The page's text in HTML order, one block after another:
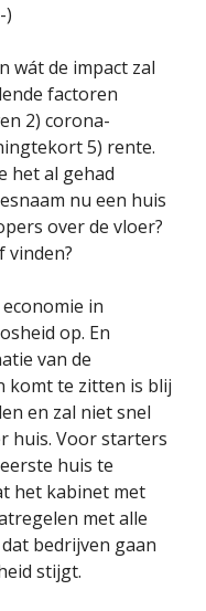
)
wát de impact zal
factoren
2) corona-
5) rente.
het al gehad
nu een huis
over de vloer?
vinden?
in
op. En
van de
komt te zitten is blij
en zal niet snel
huis. Voor starters
huis te
het kabinet met
met alle
bedrijven gaan
stijgt.